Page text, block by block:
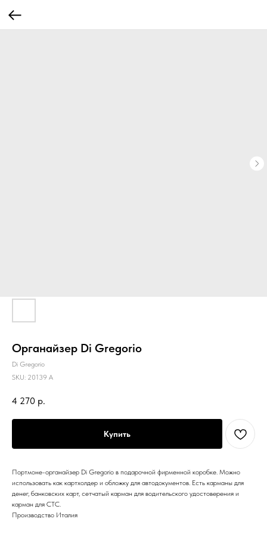
Органайзер Di Gregorio
Di Gregorio
SKU: 20139 A
4 270 р.
Купить
Портмоне-органайзер Di Gregorio в подарочной фирменной коробке. Можно
использовать как картхолдер и обложку для автодокументов. Есть карманы для
денег, банковских карт, сетчатый карман для водительского удостоверения и
карман для СТС.
Производство Италия